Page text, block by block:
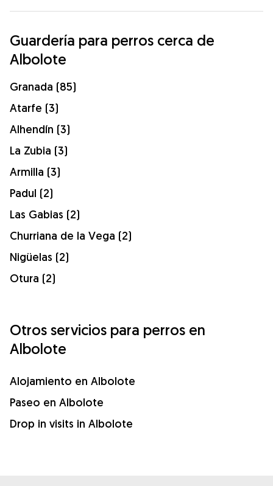
Guardería para perros cerca de
Albolote
Granada (85)
Atarfe (3)
Alhendín (3)
La Zubia (3)
Armilla (3)
Padul (2)
Las Gabias (2)
Churriana de la Vega (2)
Nigüelas (2)
Otura (2)
Otros servicios para perros en
Albolote
Alojamiento en Albolote
Paseo en Albolote
Drop in visits in Albolote